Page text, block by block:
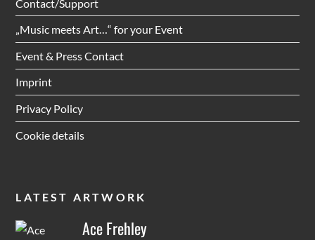
Contact/Support
„Music meets Art…“ for your Event
Event & Press Contact
Imprint
Privacy Policy
Cookie details
LATEST ARTWORK
AceFrehley